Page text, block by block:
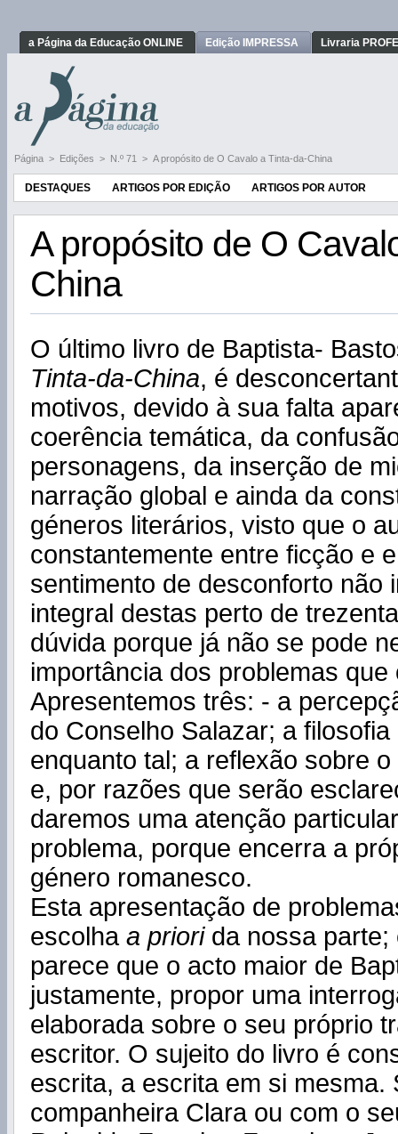
a Página da Educação ONLINE Edição IMPRESSA Livraria
Página > Edições > N.º 71 > A propósito de O Cavalo a Tinta-da-China
DESTAQUES ARTIGOS POR EDIÇÃO ARTIGOS POR AUTOR
A propósito de O
China
O último livro de Baptista-
Tinta-da-China, é
motivos, devido à sua falta
coerência temática, da
personagens, da inserção de
narração global e ainda da
géneros literários, visto que o
constantemente entre ficção e
sentimento de desconforto não
integral destas perto de
dúvida porque já não se pode
importância dos problemas que
Apresentemos três: - a
do Conselho Salazar; a
enquanto tal; a reflexão sobre
e, por razões que serão
daremos uma atenção
problema, porque encerra a
género romanesco.
Esta apresentação de
escolha a priorida nossa parte;
parece que o acto maior de
justamente, propor uma
elaborada sobre o seu próprio
escritor. O sujeito do livro é
escrita, a escrita em si mesma.
companheira Clara ou com o